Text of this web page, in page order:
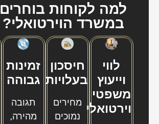
למה לקוחות בוחרים
במשרד הוירטואלי?
לווי
וייעוץ
משפטי
וירטואלי
חיסכון
בעלויות
מחירים
נמוכים
זמינות
גבוהה
תגובה
מהירה,